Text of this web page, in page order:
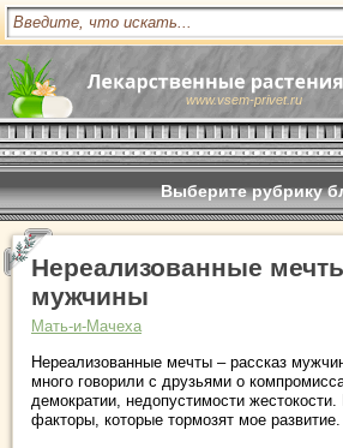
www.vsem-privet.ru
Выберите рубрику
Нереализованные
мужчины
Мать-и-Мачеха
Нереализованные мечты – рассказ
много говорили с друзьями о
демократии, недопустимости
факторы, которые тормозят мое развитие.